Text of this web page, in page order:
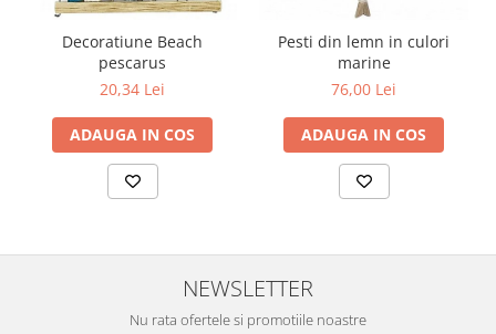
Decoratiune Beach
pescarus
20,34 Lei
ADAUGA IN COS
Pesti din lemn in culori
marine
76,00 Lei
ADAUGA IN COS
NEWSLETTER
Nu rata ofertele si promotiile noastre